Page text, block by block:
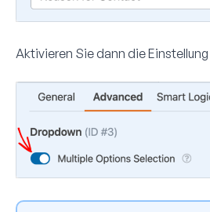
Aktivieren Sie dann die Einstellung